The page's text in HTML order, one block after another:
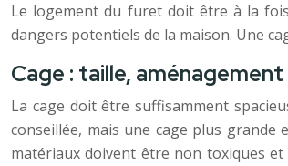
Le logement du furet doit être à la
dangers potentiels de la maison. Une
Cage : taille,
La cage doit être suffisamment
conseillée, mais une cage plus
matériaux doivent être non toxiques